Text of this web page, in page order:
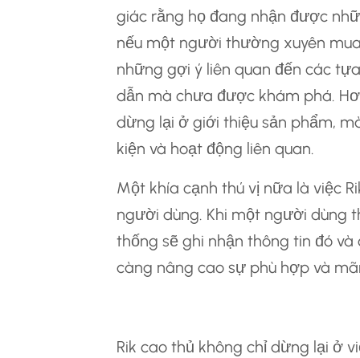
giác rằng họ đang nhận được
nếu một người thường xuyên
những gợi ý liên quan đến các
dẫn mà chưa được khám phá.
dừng lại ở giới thiệu sản phẩm,
kiện và hoạt động liên quan.
Một khía cạnh thú vị nữa là việc
người dùng. Khi một người dùng
thống sẽ ghi nhận thông tin đó
càng nâng cao sự phù hợp và
Rik cao thủ không chỉ dừng lại ở